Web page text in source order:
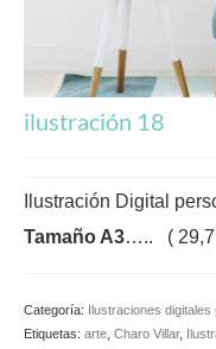
Regalos
Contacto
Blog
ilustración 18
Ilustración Digital
Tamaño A3….. ( 29,7
Categoría:
Ilustraciones
Etiquetas: arte Charo Villar,